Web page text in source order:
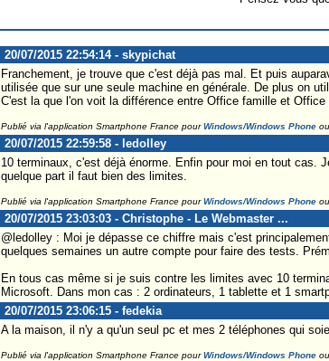
20/07/2015 22:54:14 - skypichat
Franchement, je trouve que c'est déjà pas mal. Et puis
utilisée que sur une seule machine en générale. De plus on
C'est la que l'on voit la différence entre Office famille et Office
Publié via l'application Smartphone France pourWindows/Windows Phoneou
20/07/2015 22:59:58 - ledolley
10 terminaux, c'est déjà énorme. Enfin pour moi en tout cas.
quelque part il faut bien des limites.
Publié via l'application Smartphone France pourWindows/Windows Phoneou
20/07/2015 23:03:03 - Christophe - Le Webmaster ...
@ledolley : Moi je dépasse ce chiffre mais c'est
quelques semaines un autre compte pour faire des tests.
En tous cas même si je suis contre les limites avec 10
Microsoft. Dans mon cas : 2 ordinateurs, 1 tablette et 1
20/07/2015 23:06:15 - fedekia
A la maison, il n'y a qu'un seul pc et mes 2 téléphones qui
Publié via l'application Smartphone France pourWindows/Windows Phoneou